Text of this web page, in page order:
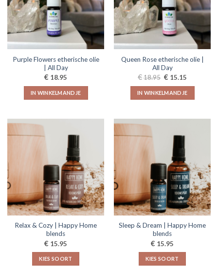
kan
gekozen
worden
de
productpagina
Purple Flowers etherische olie
| All Day
€ 18.95
IN WINKELMANDJE
Queen Rose etherische olie |
All Day
€18.95 Oorspronkelijke
prijs
was:
€18.95.
€ 15.15
is:
€15.15.
IN WINKELMANDJE
Relax & Cozy | Happy Home
blends
€ 15.95
KIES SOORT
Sleep & Dream | Happy Home
blends
€ 15.95
KIES SOORT